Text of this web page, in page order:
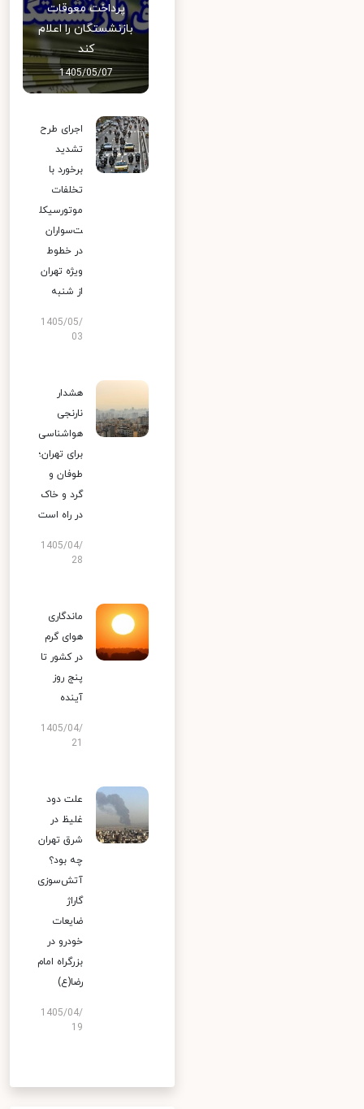
پرداخت معوقات
بازنشستگان را اعلام
کند
1405/05/07
اجرای طرح
تشدید
برخورد با
تخلفات
موتورسیکل
ت‌سواران
در خطوط
ویژه تهران
از شنبه
1405/05/
03
هشدار
نارنجی
هواشناسی
برای تهران؛
طوفان و
گرد و خاک
در راه است
1405/04/
28
ماندگاری
هوای گرم
در کشور تا
پنج روز
آینده
1405/04/
علت دود
غلیظ در
شرق تهران
چه بود؟
آتش‌سوزی
گاراژ
ضایعات
خودرو در
بزرگراه امام
رضا(ع)
1405/04/
19